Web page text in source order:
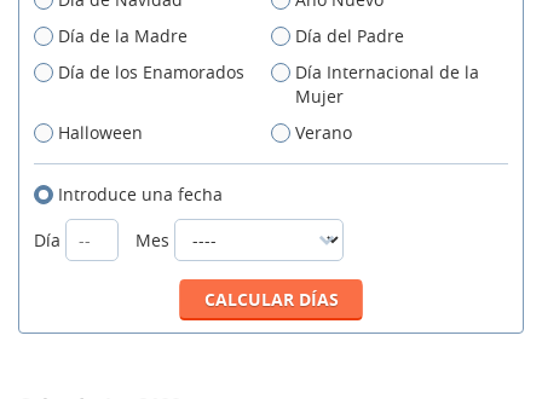
Día de la Madre
Día del Padre
Día de los Enamorados
Día Internacional de la
Mujer
Halloween
Verano
Introduce una fecha
Día
Mes